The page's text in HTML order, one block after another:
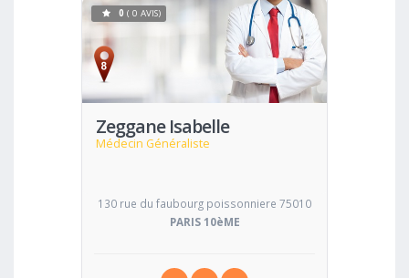
Zeggane Isabelle
Médecin Généraliste
Voir
0 ( 0 AVIS)
130 rue du faubourg poissonniere 75010
PARIS 10èME